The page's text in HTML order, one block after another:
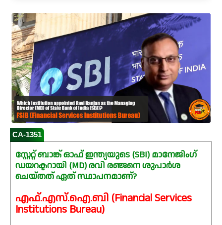
CA-1351
സ്റ്റേറ്റ് ബാങ്ക് ഓഫ് ഇന്ത്യയുടെ (SBI) മാനേജിംഗ്
ഡയറക്ടറായി (MD) രവി രഞ്ജനെ ശുപാർശ
ചെയ്തത് ഏത് സ്ഥാപനമാണ്?
എഫ്‌.എസ്‌.ഐ.ബി (Financial Services
Institutions Bureau)